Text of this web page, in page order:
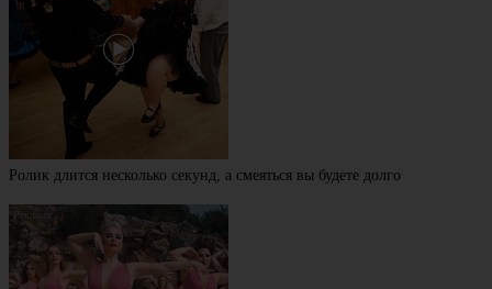
Ролик длится несколько секунд, а смеяться вы будете долго